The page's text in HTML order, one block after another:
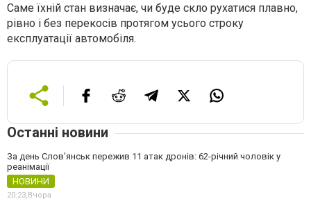
Саме їхній стан визначає, чи буде скло рухатися плавно,
рівно і без перекосів протягом усього строку
експлуатації автомобіля.
Останні новини
За день Слов'янськ пережив 11 атак дронів: 62-річний чоловік у
реанімації
НОВИНИ
20:23,Вчора